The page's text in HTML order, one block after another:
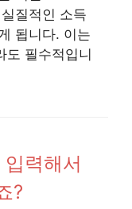
질적인 소득
됩니다. 이는
도 필수적입니
력해서
?